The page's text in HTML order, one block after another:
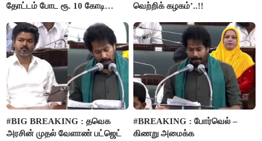
தோட்டம் போட ரூ. 10 கோடி
வெற்றிக் கழகம்’..!!
#BIG BREAKING : தவெக
அரசின் முதல் வேளாண் பட்ஜெட்
#BREAKING : போர்வெல் –
கிணறு அமைக்க